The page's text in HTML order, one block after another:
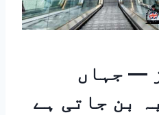
— جہاں
بن جاتی ہے